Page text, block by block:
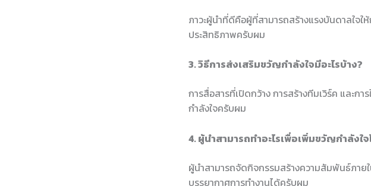
ภาวะผู้นำที่ดีคือผู้ที่สามารถสร้างแรงบันดาลใจ
ประสิทธิภาพครับผม
3. วิธีการส่งเสริมขวัญกำลังใจมีอะไรบ้าง?
การสื่อสารที่เปิดกว้าง การสร้างทีมเวิร์ค และ
กำลังใจครับผม
4. ผู้นำสามารถทำอะไรเพื่อเพิ่มขวัญกำลังใจ
ผู้นำสามารถจัดกิจกรรมสร้างความสัมพันธ์ภา
บรรยากาศการทำงานได้ครับผม